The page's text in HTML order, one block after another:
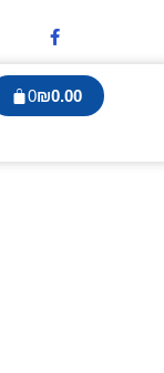
₪0.00
0